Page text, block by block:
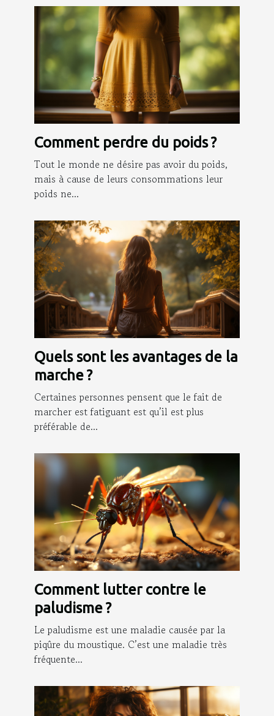
Comment perdre du poids ?
Tout le monde ne désire pas avoir du poids,
mais à cause de leurs consommations leur
poids ne...
Quels sont les avantages de la
marche ?
Certaines personnes pensent que le fait de
marcher est fatiguant est qu’il est plus
préférable de...
Comment lutter contre le
paludisme ?
Le paludisme est une maladie causée par la
piqûre du moustique. C’est une maladie très
fréquente...